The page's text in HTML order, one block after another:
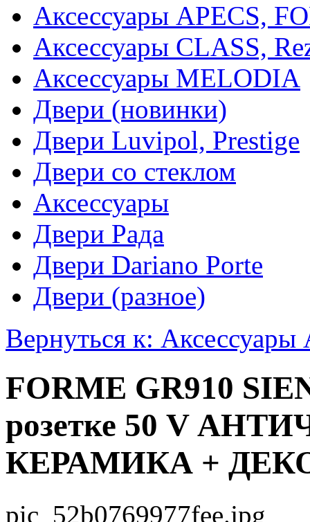
Аксессуары APECS,
Аксессуары CLASS,
Аксессуары MELODIA
Двери (новинки)
Двери Luvipol, Prestige
Двери со стеклом
Аксессуары
Двери Рада
Двери Dariano Porte
Двери (разное)
Вернуться к:
FORME GR910
розетке 50 V
КЕРАМИКА +
pic_52b0769977fee.jpg